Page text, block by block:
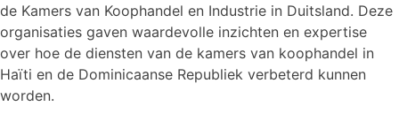
de Kamers van Koophandel en Industrie in Duitsland. Deze
organisaties gaven waardevolle inzichten en expertise
over hoe de diensten van de kamers van koophandel in
Haïti en de Dominicaanse Republiek verbeterd kunnen
worden.